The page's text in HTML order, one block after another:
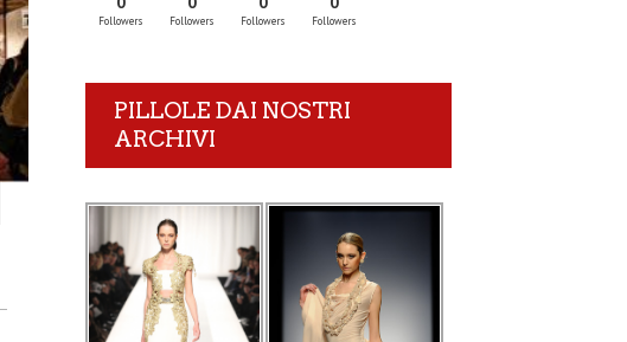
Followers Followers Followers Followers
PILLOLE DAI NOSTRI
ARCHIVI